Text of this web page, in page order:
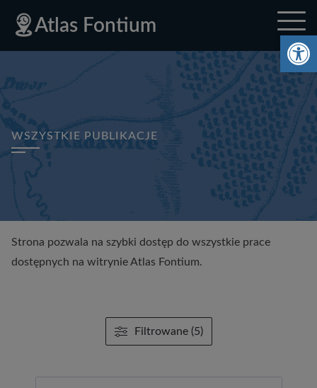
dostępności
menu
treści
stopki
prywatności
strony
prywatności
strony Atlas Fontium
WSZYSTKIE PUBLIKACJE
Strona pozwala na szybki dostęp do wszystkie prace
dostępnych na witrynie Atlas Fontium.
Filtrowane (5)